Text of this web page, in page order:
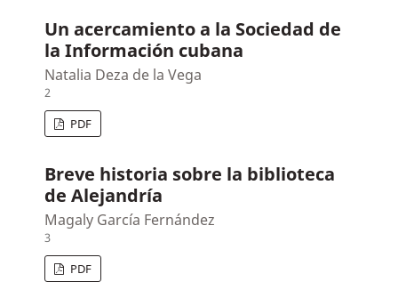
Un acercamiento a la Sociedad de
la Información cubana
Natalia Deza de la Vega
2
PDF
Breve historia sobre la biblioteca
de Alejandría
Magaly García Fernández
3
PDF